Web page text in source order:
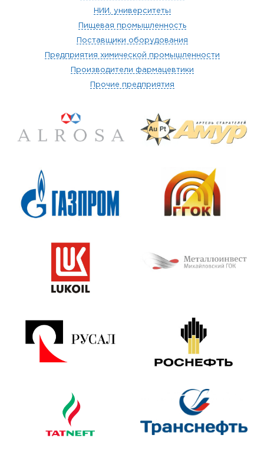
НИИ, университеты
Пищевая промышленность
Поставщики оборудования
Предприятия химической промышленности
Производители фармацевтики
Прочие предприятия